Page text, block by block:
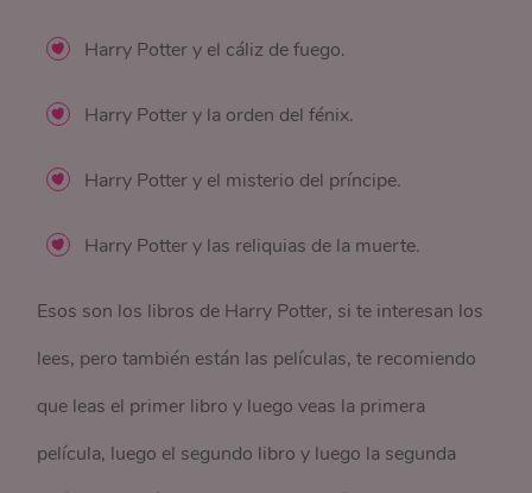
Harry Potter y el cáliz de fuego.
Harry Potter y la orden del fénix.
Harry Potter y el misterio del príncipe.
Harry Potter y las reliquias de la muerte.
Esos son los libros de Harry Potter, si te interesan los
lees, pero también están las películas, te recomiendo
que leas el primer libro y luego veas la primera
película, luego el segundo libro y luego la segunda